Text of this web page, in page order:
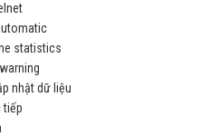
statistics
nhật dữ liệu
tiếp